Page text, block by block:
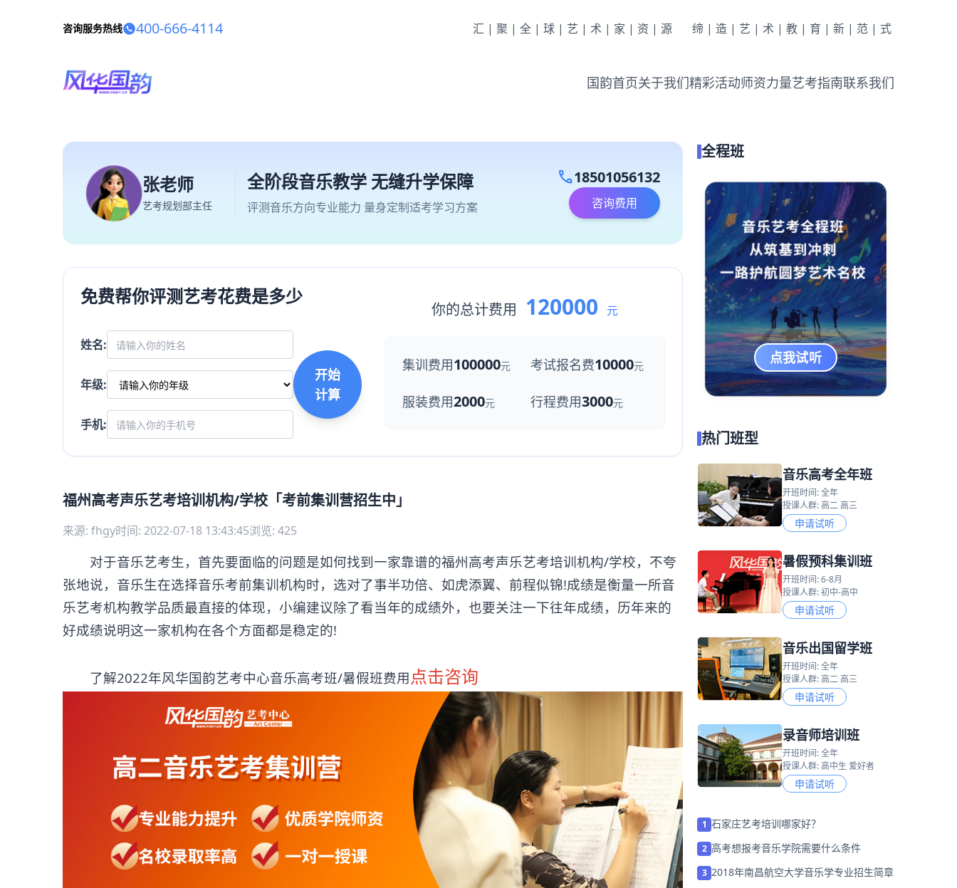
咨询服务热线 400-666-4114 汇|聚|全|球|艺|术|家|资|源 缔|造|艺|术|教|育|新|范|式
国韵首页关于我们精彩活动师资力量艺考指南联系我们
张老师
艺考规划部主任
全阶段音乐教学 无缝升学保障
评测音乐方向专业能力 量身定制适考学习方案
call18501056132
咨询费用
免费帮你评测艺考花费是多少
姓名:
年级:
手机:
开始
计算
你的总计费用 120000 元
集训费用100000元 考试报名费10000元
服装费用2000元 行程费用3000元
福州高考声乐艺考培训机构/学校「考前集训营招生中」
来源: fhgy时间: 2022-07-18 13:43:45浏览: 425
对于音乐艺考生，首先要面临的问题是如何找到一家靠谱的福州高考声乐艺考培训机构/学校，不夸
张地说，音乐生在选择音乐考前集训机构时，选对了事半功倍、如虎添翼、前程似锦!成绩是衡量一所音
乐艺考机构教学品质最直接的体现，小编建议除了看当年的成绩外，也要关注一下往年成绩，历年来的
好成绩说明这一家机构在各个方面都是稳定的!
了解2022年风华国韵艺考中心音乐高考班/暑假班费用点击咨询
全程班
点我试听
热门班型
音乐高考全年班
开班时间: 全年
授课人群: 高二 高三
申请试听
暑假预科集训班
开班时间: 6-8月
授课人群: 初中-高中
申请试听
音乐出国留学班
开班时间: 全年
授课人群: 高二 高三
申请试听
录音师培训班
开班时间: 全年
授课人群: 高中生 爱好者
申请试听
1 石家庄艺考培训哪家好？
2 高考想报考音乐学院需要什么条件
3 2018年南昌航空大学音乐学专业招生简章